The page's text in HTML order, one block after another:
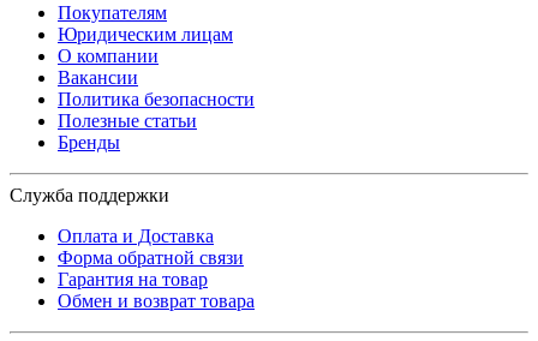
Покупателям
Юридическим лицам
О компании
Вакансии
Политика безопасности
Полезные статьи
Бренды
Служба поддержки
Оплата и Доставка
Форма обратной связи
Гарантия на товар
Обмен и возврат товара